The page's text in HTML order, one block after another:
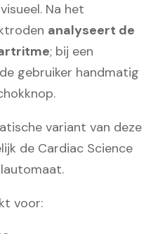
Na het
analyseert de
; bij een
gebruiker handmatig
variant van deze
de Cardiac Science
voor: